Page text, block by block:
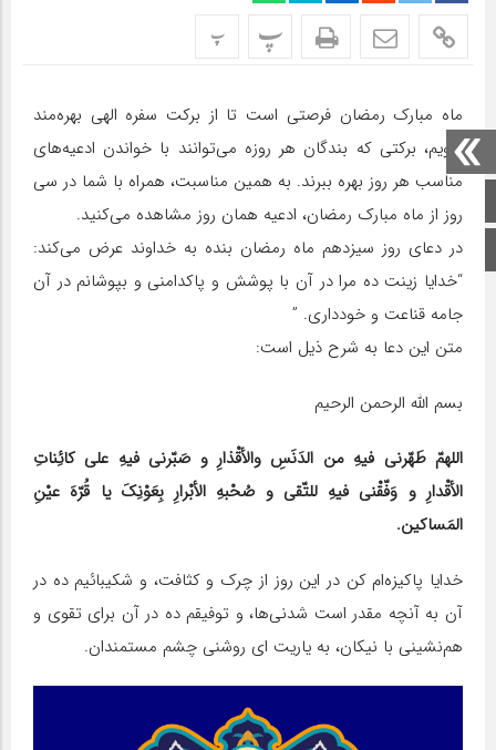
اینستاگرام
پ پ
ماه مبارک رمضان فرصتی است تا از برکت سفره الهی بهره‌مند
شویم، برکتی که بندگان هر روزه می‌توانند با خواندن ادعیه‌های
مناسب هر روز بهره ببرند. به همین مناسبت، همراه با شما در سی
روز از ماه مبارک رمضان، ادعیه همان روز مشاهده می‌کنید.
در دعای روز سیزدهم ماه رمضان بنده به خداوند عرض می‌کند:
“خدایا زینت ده مرا در آن با پوشش و پاکدامنى و بپوشانم در آن
جامه قناعت و خوددارى. ”
متن این دعا به شرح ذیل است:
بسم الله الرحمن الرحیم
اللهمّ طَهّرنی فیهِ من الدَنَسِ والأقْذارِ و صَبّرنی فیهِ علی کائِناتِ
الأقْدارِ و وَفّقْنی فیهِ للتّقی و صُحْبهِ الأبْرارِ بِعَوْنِکَ یا قُرّهَ عیْنِ
المَساکین.
خدایا پاکیزه‌ام کن در این روز از چرک و کثافت، و شکیبائیم ده در
آن به آنچه مقدر است شدنی‌ها، و توفیقم ده در آن برای تقوی و
هم‌نشینی با نیکان، به یاریت ای روشنی چشم مستمندان.